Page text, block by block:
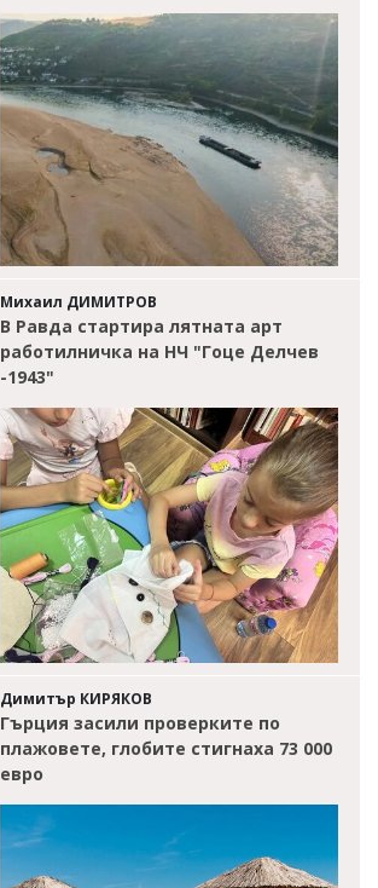
Михаил ДИМИТРОВ
В Равда стартира лятната арт
работилничка на НЧ "Гоце Делчев
-1943"
Димитър КИРЯКОВ
Гърция засили проверките по
плажовете, глобите стигнаха 73 000
евро